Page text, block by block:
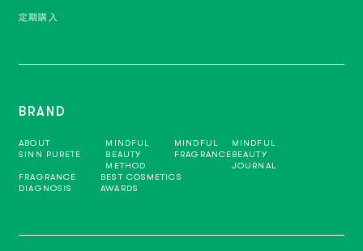
定期購入
BRAND
ABOUT
SINN PURETE
MINDFUL
BEAUTY
METHOD
MINDFUL
FRAGRANCE
MINDFUL
BEAUTY
JOURNAL
FRAGRANCE
DIAGNOSIS
BEST COSMETICS
AWARDS